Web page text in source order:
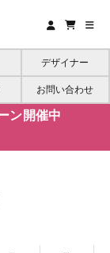
デザイナー
お問い合わせ
ン開催中